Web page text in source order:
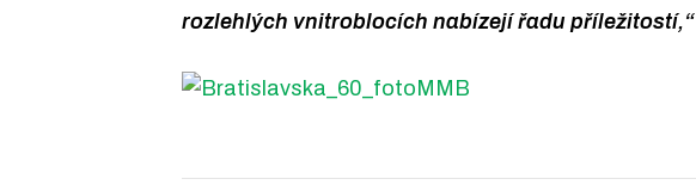
rozlehlých vnitroblocích nabízejí řadu příležitostí,“